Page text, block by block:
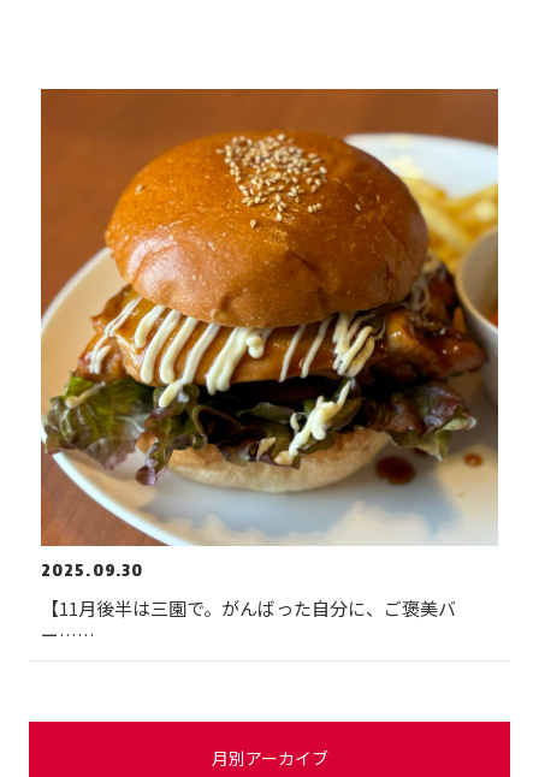
2025.09.30
【11月後半は三園で。がんばった自分に、ご褒美バ
ー……
月別アーカイブ